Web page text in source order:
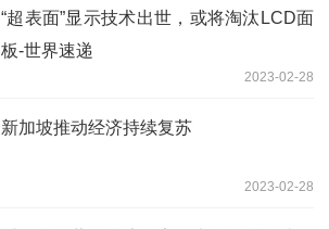
“超表面”显示技术出世，或将淘汰LCD面
板-世界速递
2023-02-28
新加坡推动经济持续复苏
2023-02-28